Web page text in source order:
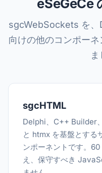
eSeGeCe
sgcWebSockets を
向けの他のコンポー
ま
sgcHTML
Delphi、C++ Builder
と htmx を基盤とする
ンポーネントです。
え、保守すべき